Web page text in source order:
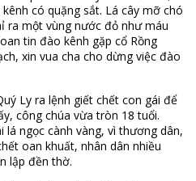
có quặng sắt. Lá cây mỡ chó
ra một vùng nước đỏ như máu
tin đào kênh gặp cổ Rồng
xin vua cha cho dừng việc đào
Ly ra lệnh giết chết con gái để
công chúa vừa tròn 18 tuổi.
ngọc cành vàng, vì thương dân,
oan khuất, nhân dân nhiều
lập đền thờ.